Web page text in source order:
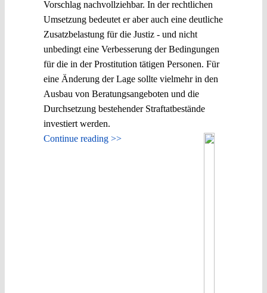
Vorschlag nachvollziehbar. In der rechtlichen
Umsetzung bedeutet er aber auch eine deutliche
Zusatzbelastung für die Justiz - und nicht
unbedingt eine Verbesserung der Bedingungen
für die in der Prostitution tätigen Personen. Für
eine Änderung der Lage sollte vielmehr in den
Ausbau von Beratungsangeboten und die
Durchsetzung bestehender Straftatbestände
investiert werden.
Continue reading >>